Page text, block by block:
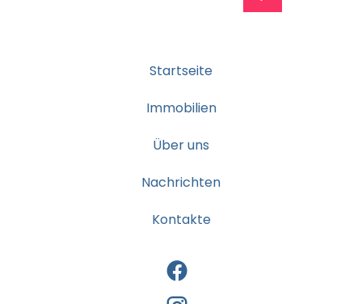
Startseite
Immobilien
Über uns
Nachrichten
Kontakte